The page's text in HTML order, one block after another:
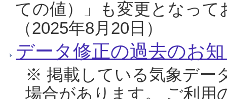
ての値）」も変更となっ
（2025年8月20日）
データ修正の過去のお
※ 掲載している気象デー
場合があります。 ご利用